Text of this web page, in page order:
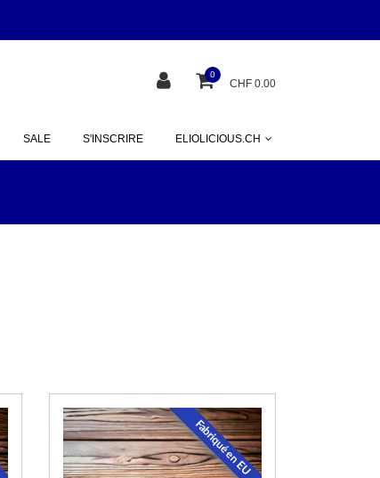
0
CHF 0.00
SALE S'INSCRIRE ELIOLICIOUS.CH
Fabriqué en EU